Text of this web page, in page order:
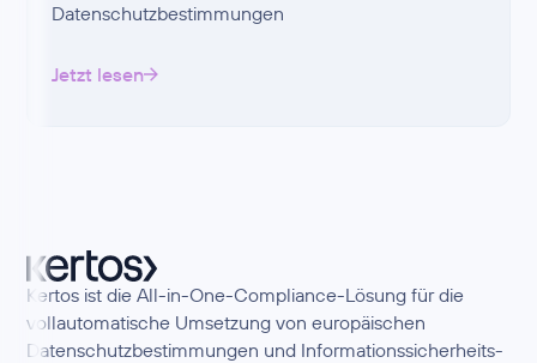
Datenschutzbestimmungen
Jetzt lesen
Kertos ist die All-in-One-Compliance-Lösung für die
vollautomatische Umsetzung von europäischen
Datenschutzbestimmungen und Informationssicherheits-